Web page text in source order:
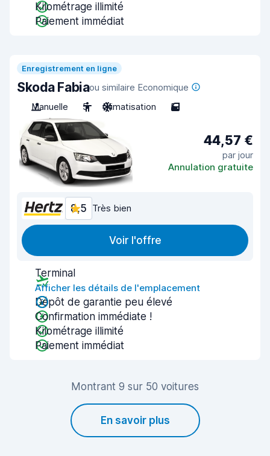
Kilométrage illimité
Paiement immédiat
Enregistrement en ligne
Skoda Fabiaou similaire Economique
Manuelle
5 Climatisation 5
44,57 €
par jour
Annulation gratuite
8,5 Très bien
Voir l'offre
Terminal
Afficher les détails de l'emplacement
Dépôt de garantie peu élevé
Confirmation immédiate !
Kilométrage illimité
Paiement immédiat
Montrant 9 sur 50 voitures
En savoir plus